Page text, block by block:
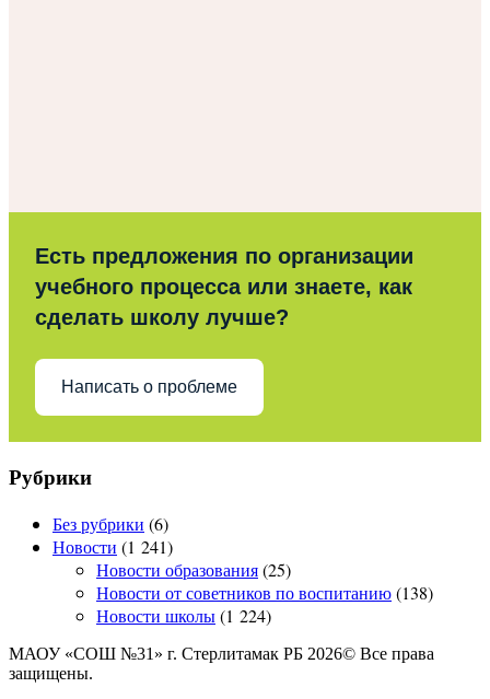
Есть предложения по организации
учебного процесса или знаете, как
сделать школу лучше?
Написать о проблеме
Рубрики
Без рубрики (6)
Новости (1 241)
Новости образования(25)
Новости от советников по воспитанию(138)
Новости школы(1 224)
МАОУ «СОШ №31» г. Стерлитамак РБ 2026© Все права
защищены.